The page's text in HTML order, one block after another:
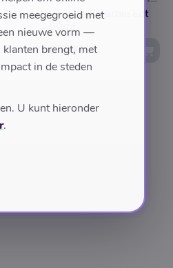
Edt
Pink Hair Barbie Edt
€ 3,99
meegegroeid met
nieuwe vorm —
brengt, met
in de steden
U kunt hieronder
.